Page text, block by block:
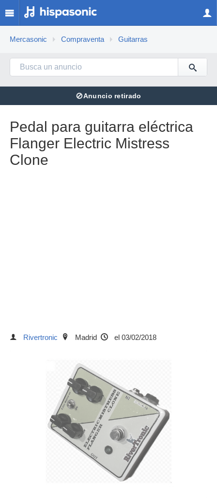
Mercasonic Compraventa Guitarras
⊘Anuncio retirado
Pedal para guitarra eléctrica
Flanger Electric Mistress
Clone
Rivertronic Madrid el 03/02/2018